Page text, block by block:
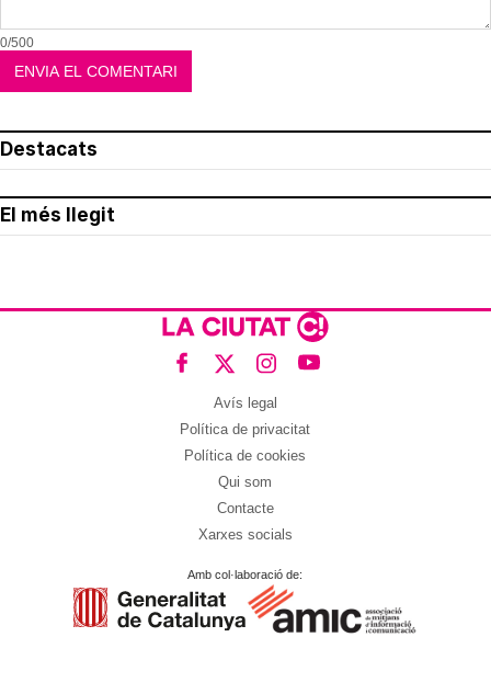
0/500
Destacats
El més llegit
Avís legal
Política de privacitat
Política de cookies
Qui som
Contacte
Xarxes socials
Amb col·laboració de: